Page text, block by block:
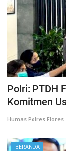
Polri: PTDH
Komitmen
Humas Polres Flores
BERANDA